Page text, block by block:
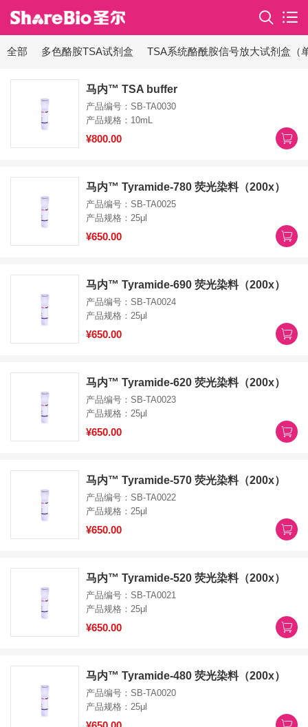
全部 多色酪胺TSA试剂盒 TSA系统酪酰胺信号放大试剂盒（
马内™ TSA buffer
产品编号：SB-TA0030
产品规格：10mL
¥800.00
马内™ Tyramide-780 荧光染料（200x）
产品编号：SB-TA0025
产品规格：25μl
¥650.00
马内™ Tyramide-690 荧光染料（200x）
产品编号：SB-TA0024
产品规格：25μl
¥650.00
马内™ Tyramide-620 荧光染料（200x）
产品编号：SB-TA0023
产品规格：25μl
¥650.00
马内™ Tyramide-570 荧光染料（200x）
产品编号：SB-TA0022
产品规格：25μl
¥650.00
马内™ Tyramide-520 荧光染料（200x）
产品编号：SB-TA0021
产品规格：25μl
¥650.00
马内™ Tyramide-480 荧光染料（200x）
产品编号：SB-TA0020
产品规格：25μl